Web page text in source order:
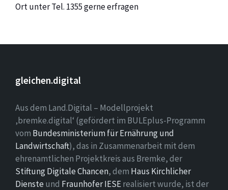
Ort unter Tel. 1355 gerne erfragen
gleichen.digital
Aus dem Land.Digital – Modellprojekt
‚bremke.digital‘ (gefördert im BULEplus-Programm
vom Bundesministerium für Ernährung und
Landwirtschaft), das in Zusammenarbeit mit dem
ehrenamtlichen Projektkreis aus Bremke, der
Stiftung Digitale Chancen, dem Haus Kirchlicher
Dienste und Fraunhofer IESErealisiert wurde, ist der